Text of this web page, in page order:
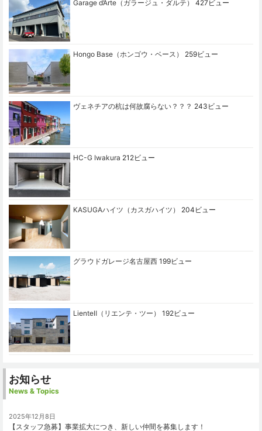
Garage d’Arte（ガラージュ・ダルテ） 427ビュー
Hongo Base（ホンゴウ・ベース） 259ビュー
ヴェネチアの杭は何故腐らない？？？ 243ビュー
HC-G Iwakura 212ビュー
KASUGAハイツ（カスガハイツ） 204ビュー
グラウドガレージ名古屋西 199ビュー
LienteⅡ（リエンテ・ツー） 192ビュー
お知らせ
News & Topics
2025年12月8日
【スタッフ急募】事業拡大につき、新しい仲間を募集します！